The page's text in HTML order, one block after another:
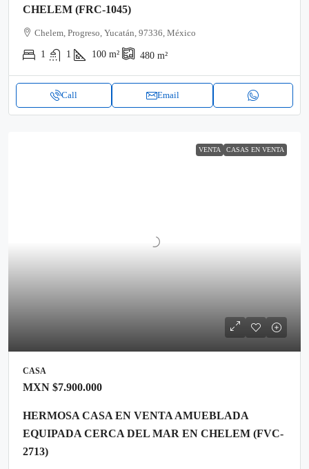
CHELEM (FRC-1045)
Chelem, Progreso, Yucatán, 97336, México
1 1 100 m² 480 m²
Call Email
VENTA CASAS EN VENTA
CASA
MXN $7.900.000
HERMOSA CASA EN VENTA AMUEBLADA
EQUIPADA CERCA DEL MAR EN CHELEM (FVC-
2713)